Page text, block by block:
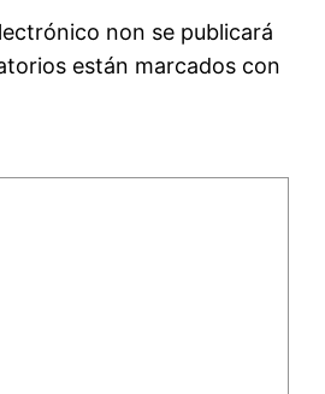
non se publicará
están marcados con